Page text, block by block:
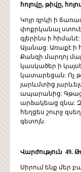
հոլովը, թիվը,
Կոյր զրկի ի
փոքրկանալ
զլերինս ի
Ալանաց: Առաքէ ի
Քանզի մարդոյ
կասկածեր ի
կատարեցան: Ոչ
յարևմտից
ապարանից:
արձակեաց զնա:
հեղցես շուրջ
գետոյն:
Վարժություն 49.
Սիրում ենք մեր